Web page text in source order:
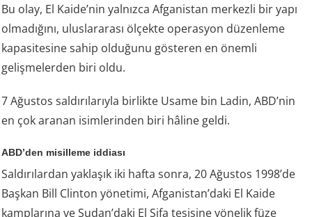
Bu olay, El Kaide’nin yalnızca Afganistan merkezli bir yapı
olmadığını, uluslararası ölçekte operasyon düzenleme
kapasitesine sahip olduğunu gösteren en önemli
gelişmelerden biri oldu.
7 Ağustos saldırılarıyla birlikte Usame bin Ladin, ABD’nin
en çok aranan isimlerinden biri hâline geldi.
ABD’den misilleme iddiası
Saldırılardan yaklaşık iki hafta sonra, 20 Ağustos 1998’de
Başkan Bill Clinton yönetimi, Afganistan’daki El Kaide
kamplarına ve Sudan’daki El Şifa tesisine yönelik füze